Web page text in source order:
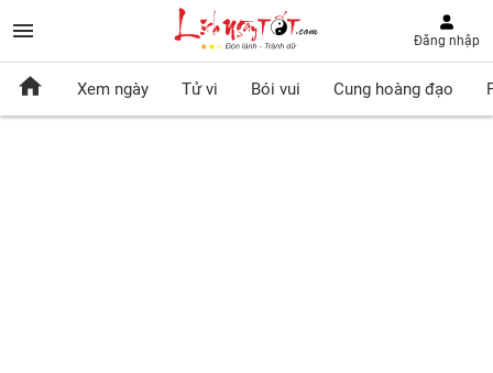
Đăng nhập
Xem ngày Tử vi Bói vui Cung hoàng đạo